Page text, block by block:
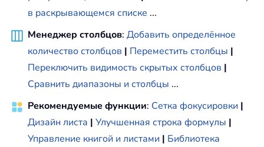
в раскрывающемся списке ...
Менеджер столбцов: Добавить определённое
количество столбцов | Переместить столбцы |
Переключить видимость скрытых столбцов |
Сравнить диапазоны и столбцы ...
Рекомендуемые функции: Сетка фокусировки |
Дизайн листа | Улучшенная строка формулы |
Управление книгой и листами | Библиотека